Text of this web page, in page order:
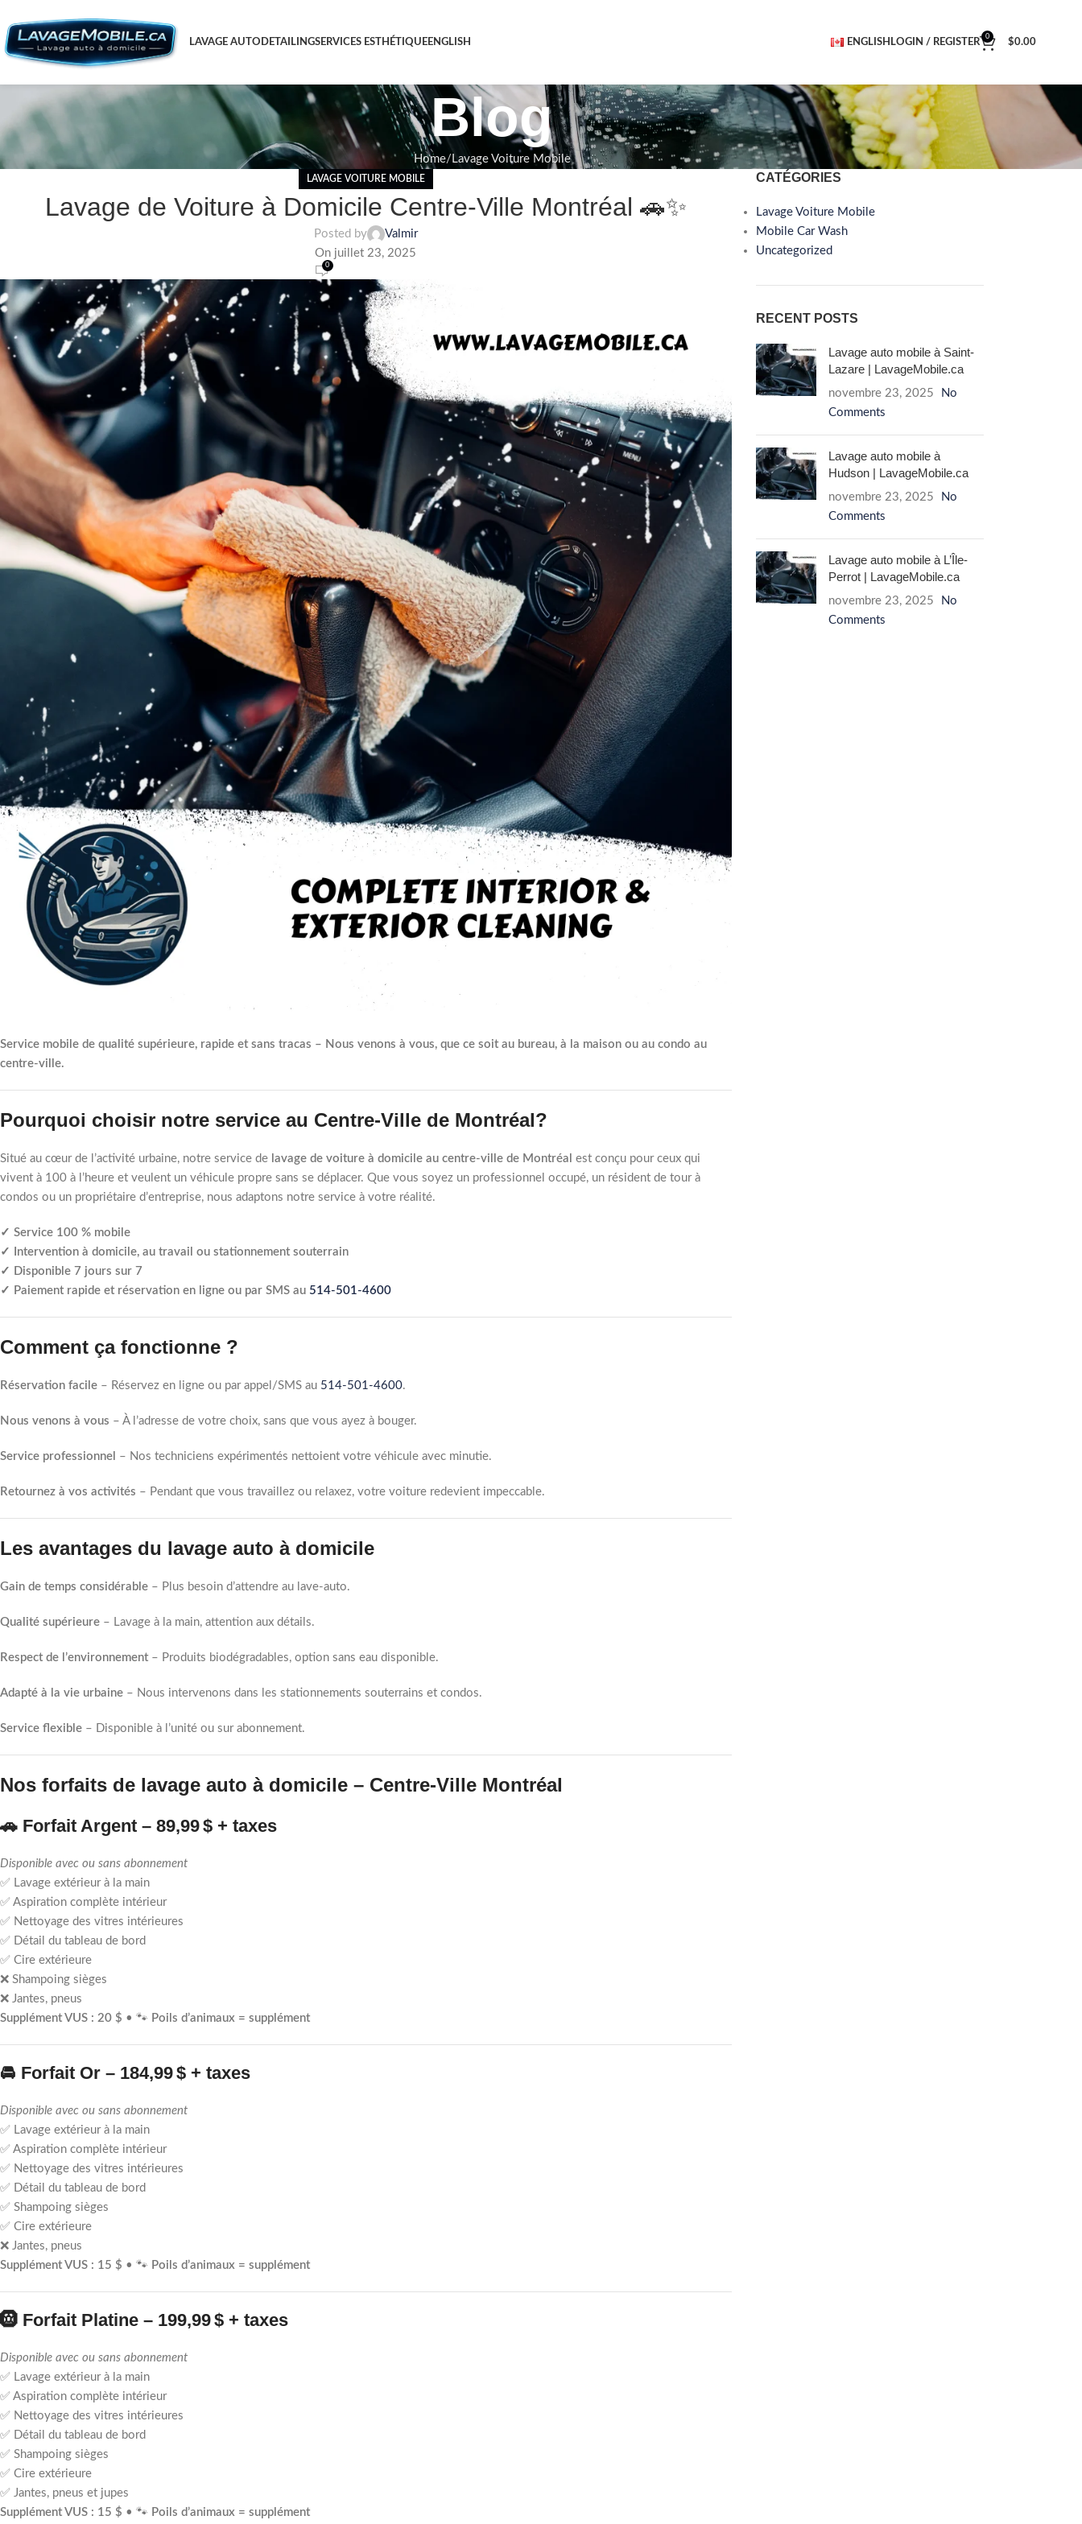
LAVAGE AUTO DETAILINGSERVICES ESTHÉTIQUEENGLISH ENGLISH LOGIN / REGISTER
0
$0.00
Blog
Home Lavage Voiture Mobile
LAVAGE VOITURE MOBILE
Lavage de Voiture à Domicile Centre-Ville Montréal 🚗✨
Posted by
Valmir
On juillet 23, 2025
0
Service mobile de qualité supérieure, rapide et sans tracas – Nous venons à vous, que ce soit au bureau, à la maison ou au condo au
centre-ville.
Pourquoi choisir notre service au Centre-Ville de Montréal?
Situé au cœur de l’activité urbaine, notre service de lavage de voiture à domicile au centre-ville de Montréal est conçu pour ceux qui
vivent à 100 à l’heure et veulent un véhicule propre sans se déplacer. Que vous soyez un professionnel occupé, un résident de tour à
condos ou un propriétaire d’entreprise, nous adaptons notre service à votre réalité.
✓ Service 100 % mobile
✓ Intervention à domicile, au travail ou stationnement souterrain
✓ Disponible 7 jours sur 7
✓ Paiement rapide et réservation en ligne ou par SMS au 514-501-4600
Comment ça fonctionne ?
Réservation facile – Réservez en ligne ou par appel/SMS au 514-501-4600.
Nous venons à vous – À l’adresse de votre choix, sans que vous ayez à bouger.
Service professionnel – Nos techniciens expérimentés nettoient votre véhicule avec minutie.
Retournez à vos activités – Pendant que vous travaillez ou relaxez, votre voiture redevient impeccable.
Les avantages du lavage auto à domicile
Gain de temps considérable – Plus besoin d’attendre au lave-auto.
Qualité supérieure – Lavage à la main, attention aux détails.
Respect de l’environnement– Produits biodégradables, option sans eau disponible.
Adapté à la vie urbaine – Nous intervenons dans les stationnements souterrains et condos.
Service flexible – Disponible à l’unité ou sur abonnement.
Nos forfaits de lavage auto à domicile – Centre-Ville Montréal
🚗 Forfait Argent – 89,99 $ + taxes
Disponible avec ou sans abonnement
✅ Lavage extérieur à la main
✅ Aspiration complète intérieur
✅ Nettoyage des vitres intérieures
✅ Détail du tableau de bord
✅ Cire extérieure
❌ Shampoing sièges
❌ Jantes, pneus
Supplément VUS : 20 $ • 🐾 Poils d’animaux = supplément
🚘 Forfait Or – 184,99 $ + taxes
Disponible avec ou sans abonnement
✅ Lavage extérieur à la main
✅ Aspiration complète intérieur
✅ Nettoyage des vitres intérieures
✅ Détail du tableau de bord
✅ Shampoing sièges
✅ Cire extérieure
❌ Jantes, pneus
Supplément VUS : 15 $ • 🐾 Poils d’animaux = supplément
🛞 Forfait Platine – 199,99 $ + taxes
Disponible avec ou sans abonnement
✅ Lavage extérieur à la main
✅ Aspiration complète intérieur
✅ Nettoyage des vitres intérieures
✅ Détail du tableau de bord
✅ Shampoing sièges
✅ Cire extérieure
✅ Jantes, pneus et jupes
Supplément VUS : 15 $ • 🐾 Poils d’animaux = supplément
CATÉGORIES
Lavage Voiture Mobile
Mobile Car Wash
Uncategorized
RECENT POSTS
Lavage auto mobile à Saint-
Lazare | LavageMobile.ca
novembre 23, 2025
No
Comments
Lavage auto mobile à
Hudson | LavageMobile.ca
novembre 23, 2025
No
Comments
Lavage auto mobile à L’Île-
Perrot | LavageMobile.ca
novembre 23, 2025
No
Comments